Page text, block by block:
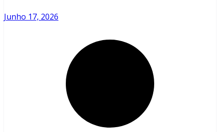
Junho 17, 2026